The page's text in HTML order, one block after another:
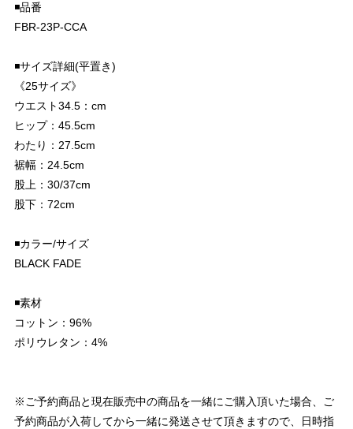
◾️品番
FBR-23P-CCA
◾️サイズ詳細(平置き)
《25サイズ》
ウエスト34.5：cm
ヒップ：45.5cm
わたり：27.5cm
裾幅：24.5cm
股上：30/37cm
股下：72cm
◾️カラー/サイズ
BLACK FADE
◾️素材
コットン：96%
ポリウレタン：4%
※ご予約商品と現在販売中の商品を一緒にご購入頂いた場合、ご
予約商品が入荷してから一緒に発送させて頂きますので、日時指